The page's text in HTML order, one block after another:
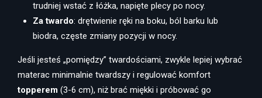
trudniej wstać z łóżka, napięte plecy po nocy.
Za twardo: drętwienie ręki na boku, ból barku lub
biodra, częste zmiany pozycji w nocy.
Jeśli jesteś „pomiędzy” twardościami, zwykle lepiej wybrać
materac minimalnie twardszy i regulować komfort
topperem (3-6 cm), niż brać miękki i próbować go